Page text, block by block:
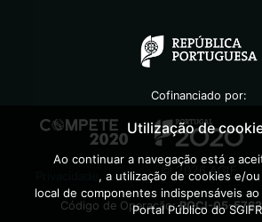
Cofinanciado por:
©2026 AGIF
Código de Operação:POCI-05-
Utilização de
Ao continuar a navegação está a
, a utilização de cookies e/
local de componentes indispensáveis
Portal Público do